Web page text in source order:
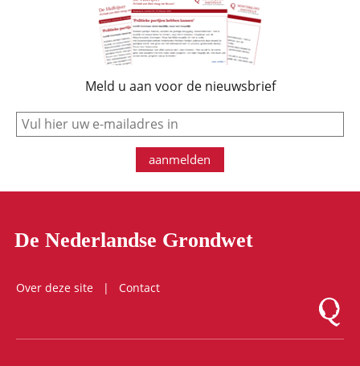
Meld u aan voor de nieuwsbrief
e-mail
aanmelden
De Nederlandse Grondwet
Over deze site
Contact
Logo